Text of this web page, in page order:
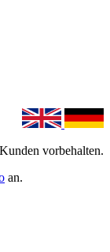
vorbehalten.
an.